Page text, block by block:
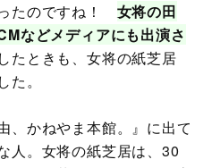
たのですね！ 女将の田
などメディアにも出演さ
たときも、女将の紙芝居
。
、かねやま本館。』に出て
人。女将の紙芝居は、30